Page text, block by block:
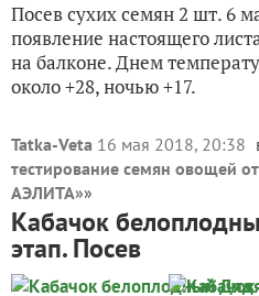
Посев сухих семян 2 шт. 6
появление настоящего
на балконе. Днем
около +28, ночью +17.
Tatka-Veta 16 мая 2018, 20:38
тестирование семян овощей
АЭЛИТА»»
Кабачок
этап. Посев